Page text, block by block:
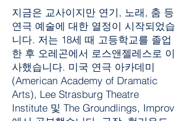
지금은 교사이지만 연기, 노래, 춤 등
연극 예술에 대한 열정이 시작되었습
니다. 저는 18세 때 고등학교를 졸업
한 후 오레곤에서 로스앤젤레스로 이
사했습니다. 미국 연극 아카데미
(American Academy of Dramatic
Arts), Lee Strasburg Theatre
Institute 및 The Groundlings, Improv